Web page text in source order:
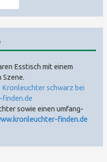
Esstisch mit einem
sowie einen umfang­
finden.de